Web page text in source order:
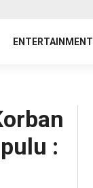
ENTERTAINMENT
: